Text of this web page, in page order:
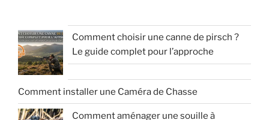
Comment choisir une canne de pirsch ?
Le guide complet pour l’approche
Comment installer une Caméra de Chasse
Comment aménager une souille à